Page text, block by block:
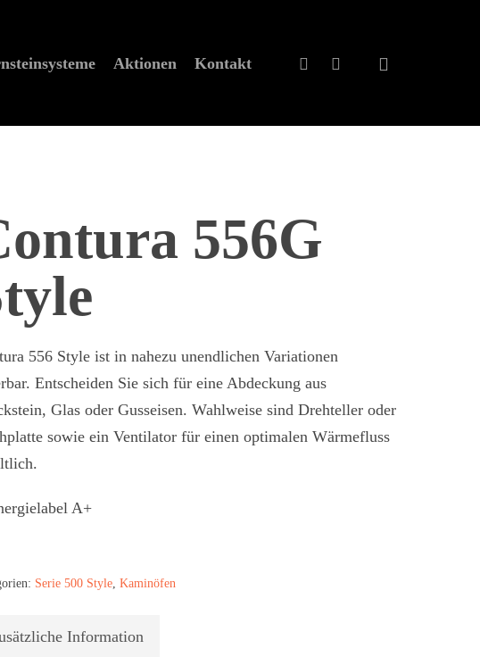
Aktionen Kontakt
556G
556 Style ist in nahezu unendlichen Variationen
Entscheiden Sie sich für eine Abdeckung aus
Glas oder Gusseisen. Wahlweise sind Drehteller oder
sowie ein Ventilator für einen optimalen Wärmefluss
Serie 500 Style ,Kaminöfen
Information